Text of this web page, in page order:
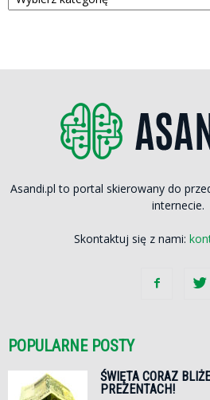
Asandi.pl to portal skierowany do
internecie.
Skontaktuj się z nami:
POPULARNE POSTY
ŚWIĘTA CORAZ
PREZENTACH!